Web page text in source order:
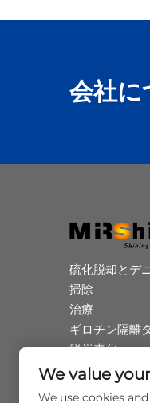
会社に
硫化脱却とデ
掃除
治療
ギロチン隔離
脱炭素化
ヒウム酸共産
We value
We use cookies